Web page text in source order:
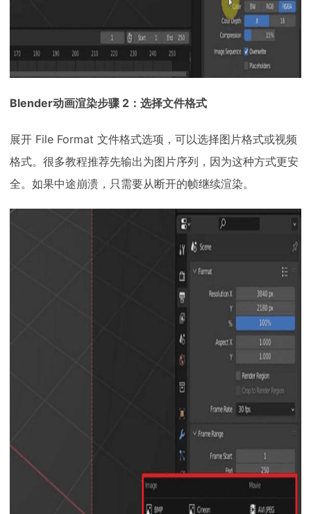
Blender动画渲染步骤 2：选择文件格式
展开 File Format 文件格式选项，可以选择图片格式或视频
格式。很多教程推荐先输出为图片序列，因为这种方式更安
全。如果中途崩溃，只需要从断开的帧继续渲染。